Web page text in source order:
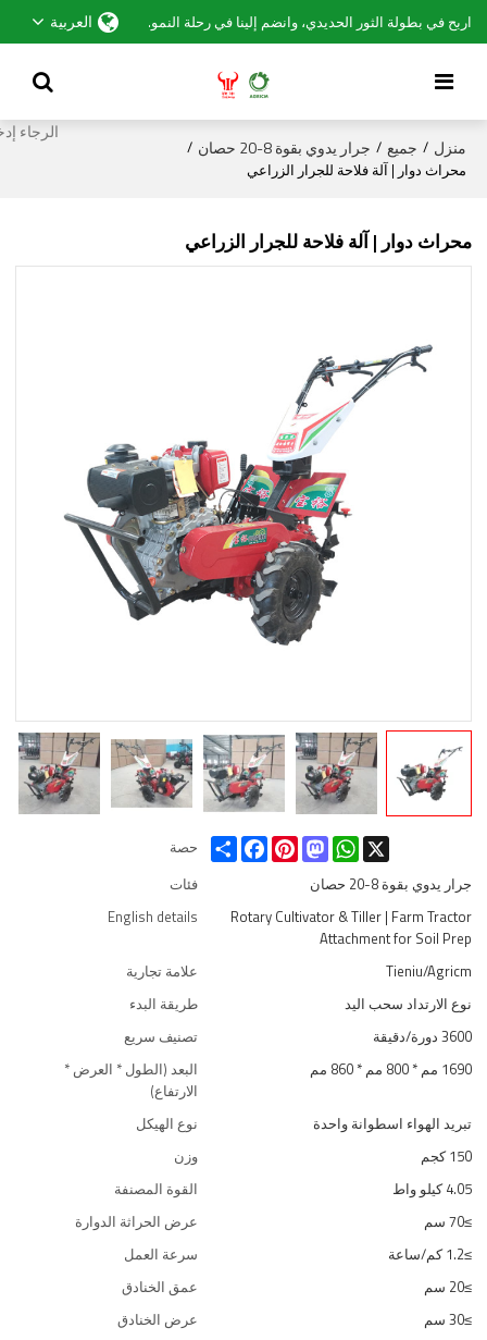
اربح في بطولة الثور الحديدي، وانضم إلينا في رحلة النمو. العربية
منزل / جميع / جرار يدوي بقوة 8-20 حصان
/
محراث دوار | آلة فلاحة للجرار الزراعي
محراث دوار | آلة فلاحة للجرار الزراعي
حصة Share
FacebookPinterest
MastodonWhatsApp
X
فئات
جرار يدوي بقوة 8-20 حصان
English details
Rotary Cultivator & Tiller | Farm Tractor
Attachment for Soil Prep
علامة تجارية
Tieniu/Agricm
طريقة البدء
نوع الارتداد سحب اليد
تصنيف سريع
3600 دورة/دقيقة
البعد (الطول * العرض *
الارتفاع)
1690 مم * 800 مم * 860 مم
نوع الهيكل
تبريد الهواء اسطوانة واحدة
وزن
150 كجم
القوة المصنفة
4.05 كيلو واط
عرض الحراثة الدوارة
≥70 سم
سرعة العمل
≥1.2 كم/ساعة
عمق الخنادق
≥20 سم
عرض الخنادق
≥30 سم